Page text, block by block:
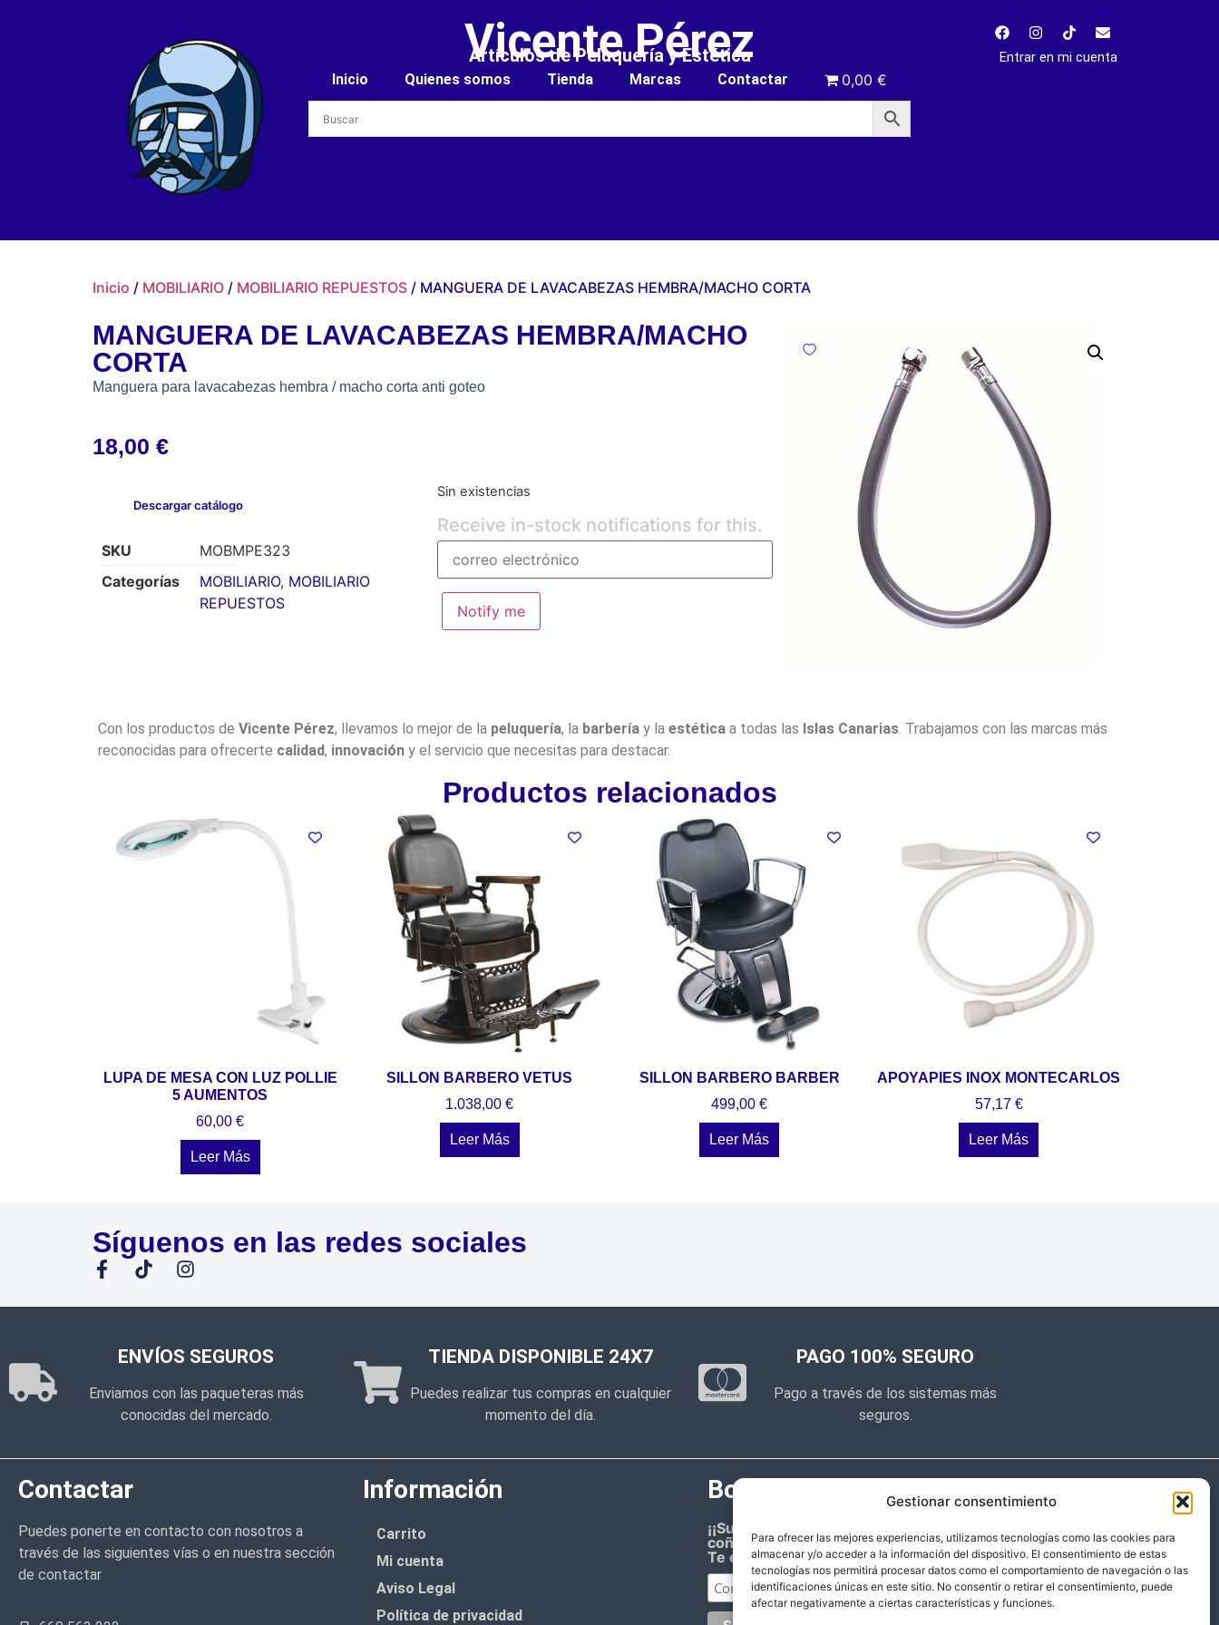
Gestionar consentimiento
Para ofrecer las mejores experiencias, utilizamos tecnologías como las cookies para
almacenar y/o acceder a la información del dispositivo. El consentimiento de estas
tecnologías nos permitirá procesar datos como el comportamiento de navegación o las
identificaciones únicas en este sitio. No consentir o retirar el consentimiento, puede
afectar negativamente a ciertas características y funciones.
Vicente Pérez
Artículos de Peluquería y Estética
Inicio Quienes somos Tienda Marcas Contactar 0,00 €
Entrar en mi cuenta
Inicio / MOBILIARIO / MOBILIARIO REPUESTOS / MANGUERA DE LAVACABEZAS HEMBRA/MACHO CORTA
MANGUERA DE LAVACABEZAS HEMBRA/MACHO
CORTA
Manguera para lavacabezas hembra / macho corta anti goteo
18,00 €
Descargar catálogo
SKU
MOBMPE323
Categorías
MOBILIARIO, MOBILIARIO
REPUESTOS
Sin existencias
Receive in-stock notifications for this.
Notify me
Con los productos de Vicente Pérez, llevamos lo mejor de la peluquería, la barberíay la estéticaa todas las Islas Canarias. Trabajamos con las marcas más
reconocidas para ofrecerte calidad, innovacióny el servicio que necesitas para destacar.
Productos relacionados
LUPA DE MESA CON LUZ POLLIE
5 AUMENTOS
60,00€
Leer Más
SILLON BARBERO VETUS
1.038,00€
Leer Más
SILLON BARBERO BARBER
499,00€
Leer Más
APOYAPIES INOX MONTECARLOS
57,17 €
Leer Más
Síguenos en las redes sociales
ENVÍOS SEGUROS
Enviamos con las paqueteras más
conocidas del mercado.
TIENDA DISPONIBLE 24X7
Puedes realizar tus compras en cualquier
momento del día.
PAGO 100% SEGURO
Pago a través de los sistemas más
seguros.
Contactar
Puedes ponerte en contacto con nosotros a
través de las siguientes vías o en nuestra sección
de contactar
Información
Carrito
Mi cuenta
Aviso Legal
Política de privacidad
Boletín de noticias
¡¡Suscríbete y prometemos no dar mucho el
coñazo.!!
Te enviaremos sólo cosas importantes.